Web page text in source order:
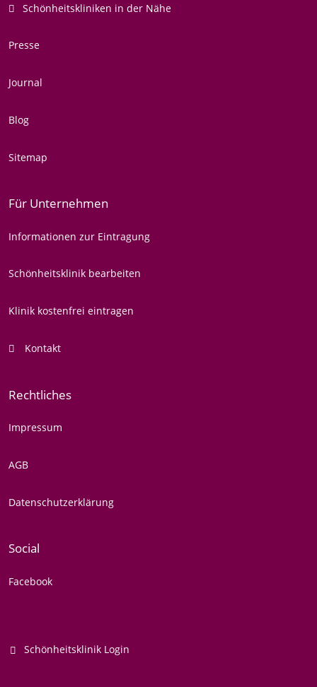
Schönheitskliniken in der Nähe
Presse
Journal
Blog
Sitemap
Für Unternehmen
Informationen zur Eintragung
Schönheitsklinik bearbeiten
Klinik kostenfrei eintragen
Kontakt
Rechtliches
Impressum
AGB
Datenschutzerklärung
Social
Facebook
Schönheitsklinik Login